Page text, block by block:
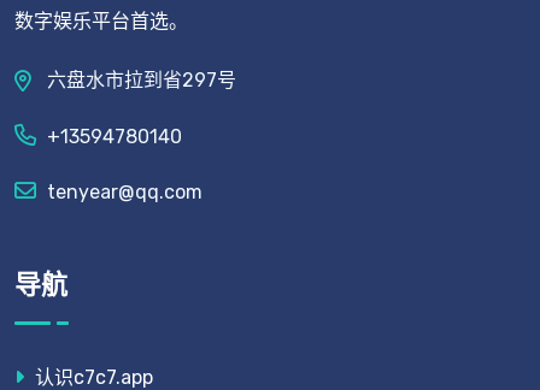
数字娱乐平台首选。
六盘水市拉到省297号
+13594780140
tenyear@qq.com
导航
认识c7c7.app